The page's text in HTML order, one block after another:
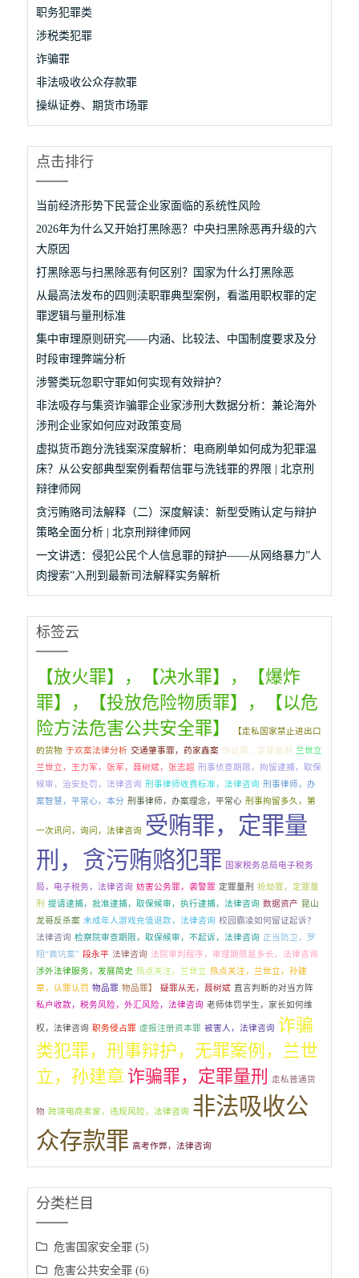
职务犯罪类
涉税类犯罪
诈骗罪
非法吸收公众存款罪
操纵证券、期货市场罪
点击排行
当前经济形势下民营企业家面临的系统性风险
2026年为什么又开始打黑除恶？中央扫黑除恶再升级的六
大原因
打黑除恶与扫黑除恶有何区别？国家为什么打黑除恶
从最高法发布的四则渎职罪典型案例，看滥用职权罪的定
罪逻辑与量刑标准
集中审理原则研究——内涵、比较法、中国制度要求及分
时段审理弊端分析
涉警类玩忽职守罪如何实现有效辩护？
非法吸存与集资诈骗罪企业家涉刑大数据分析：兼论海外
涉刑企业家如何应对政策变局
虚拟货币跑分洗钱案深度解析：电商刷单如何成为犯罪温
床？从公安部典型案例看帮信罪与洗钱罪的界限 | 北京刑
辩律师网
贪污贿赂司法解释（二）深度解读：新型受贿认定与辩护
策略全面分析 | 北京刑辩律师网
一文讲透：侵犯公民个人信息罪的辩护——从网络暴力”人
肉搜索”入刑到最新司法解释实务解析
标签云
【放火罪】，【决水罪】，【爆炸
罪】，【投放危险物质罪】，【以危
险方法危害公共安全罪】
【走私国家禁止进出口
的货物 于欢案法律分析 交通肇事罪，药家鑫案 伪证罪，定罪量刑
兰世立
兰世立，王力军，张军，聂树斌，张志超 刑事侦查期限，拘留逮捕，取保
候审，治安处罚，法律咨询 刑事律师收费标准，法律咨询 刑事律师，办
案智慧，平常心，本分 刑事律师，办案理念，平常心 刑事拘留多久，第
一次讯问，询问，法律咨询
受贿罪，定罪量
刑，贪污贿赂犯罪
国家税务总局电子税务
局，电子税务，法律咨询 妨害公务罪，袭警罪 定罪量刑
抢劫罪，定罪量
刑
提请逮捕，批准逮捕，取保候审，执行逮捕，法律咨询 数据资产 昆山
龙哥反杀案 未成年人游戏充值退款，法律咨询 校园霸凌如何留证起诉？
法律咨询 检察院审查期限，取保候审，不起诉，法律咨询
正当防卫，罗
翔“粪坑案” 段永平 法律咨询 法院审判程序，审理期限是多长，法律咨询
涉外法律服务，发展简史 热点关注，兰世立 热点关注，兰世立，孙建
章，认罪认罚 物品罪 物品罪】 疑罪从无，聂树斌 直言判断的对当方阵
私户收款，税务风险，外汇风险，法律咨询 老师体罚学生，家长如何维
权，法律咨询 职务侵占罪 虚报注册资本罪 被害人，法律咨询 诈骗
类犯罪，刑事辩护，无罪案例，兰世
立，孙建章 诈骗罪，定罪量刑 走私普通货
物 跨境电商卖家，违规风险，法律咨询 非法吸收公
众存款罪 高考作弊，法律咨询
分类栏目
危害国家安全罪 (5)
危害公共安全罪 (6)